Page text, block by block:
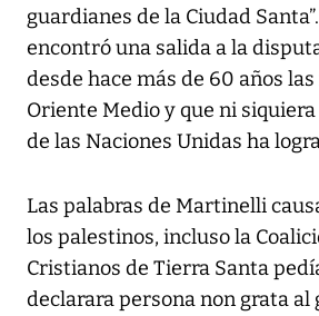
guardianes de la Ciudad
encontró una salida a la
desde hace más de 60 años
Oriente Medio y que ni
de las Naciones Unidas ha
Las palabras de Martinelli
los palestinos, incluso la
Cristianos de Tierra Santa
declarara persona non grata al